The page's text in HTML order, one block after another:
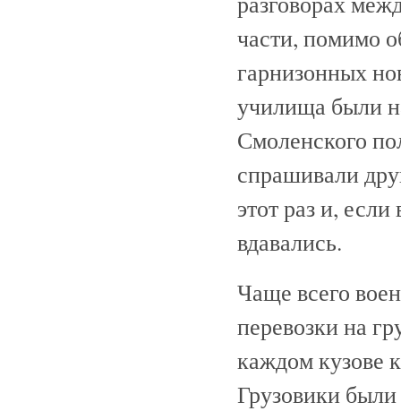
части, помимо
гарнизонных
училища были
Смоленского
спрашивали
этот раз и,
вдавались.
Чаще всего
перевозки на
каждом кузове
Грузовики были